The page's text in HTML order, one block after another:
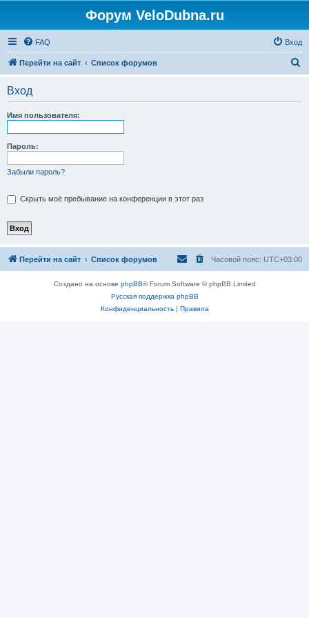
Форум VeloDubna.ru
FAQ Вход
Перейти на сайт Список форумов
Вход
Имя пользователя:
Пароль:
Забыли пароль?
Скрыть моё пребывание на конференции в этот раз
Перейти на сайт Список форумов Часовой пояс: UTC+03:00
Создано на основе phpBB® Forum Software © phpBB Limited
Русская поддержка phpBB
Конфиденциальность| Правила